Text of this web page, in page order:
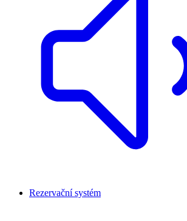
Rezervační systém